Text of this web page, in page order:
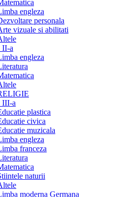
engleza
personala
vizuale si abilitati
II-a
engleza
III-a
plastica
civica
muzicala
engleza
franceza
naturii
moderna Germana